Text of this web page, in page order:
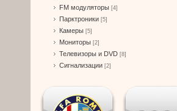
FM модуляторы [4]
Парктроники [5]
Камеры [5]
Мониторы [2]
Телевизоры и DVD [8]
Сигнализации [2]